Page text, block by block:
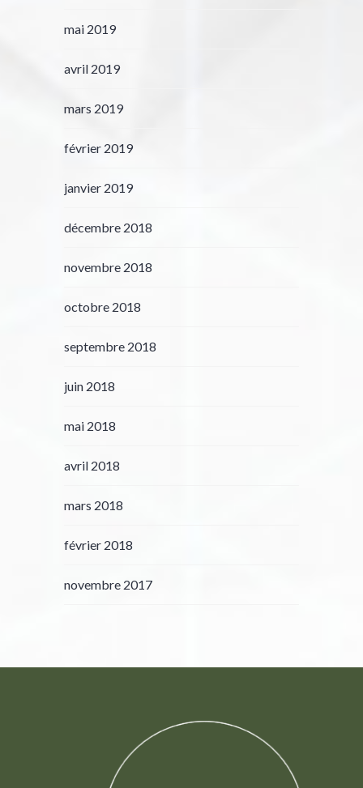
mai 2019
avril 2019
mars 2019
février 2019
janvier 2019
décembre 2018
novembre 2018
octobre 2018
septembre 2018
juin 2018
mai 2018
avril 2018
mars 2018
février 2018
novembre 2017